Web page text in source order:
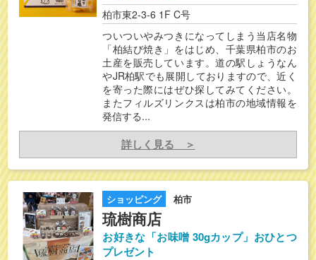
柏市東2-3-6 1F C号
ついついやみつきになってしまう当店名物
「柏結び焼き」をはじめ、千葉県柏市のお
土産を販売しています。道の駅しょうなん
やJR柏駅でも展開しておりますので、近く
を寄った際にはぜひ探してみてください。
またフィルズリンクスは柏市の地域情報を
発信する...
詳しく見る ＞
ショッピング 柏市
琉樹商店
お好きな「お味噌 30gカップ」おひとつ
プレゼント